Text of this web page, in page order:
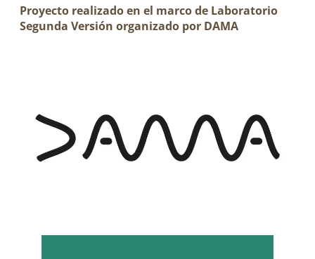
Proyecto realizado en el marco de Laboratorio
Segunda Versión organizado por DAMA